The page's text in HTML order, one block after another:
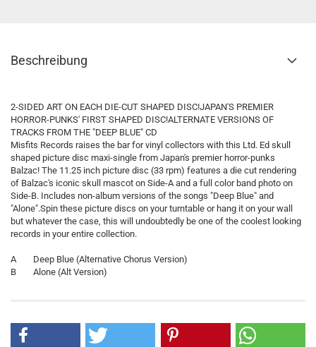
Beschreibung
2-SIDED ART ON EACH DIE-CUT SHAPED DISC!JAPAN'S PREMIER
HORROR-PUNKS' FIRST SHAPED DISC!ALTERNATE VERSIONS OF
TRACKS FROM THE "DEEP BLUE" CD
Misfits Records raises the bar for vinyl collectors with this Ltd. Ed skull
shaped picture disc maxi-single from Japan's premier horror-punks
Balzac! The 11.25 inch picture disc (33 rpm) features a die cut rendering
of Balzac's iconic skull mascot on Side-A and a full color band photo on
Side-B. Includes non-album versions of the songs "Deep Blue" and
"Alone".Spin these picture discs on your turntable or hang it on your wall
but whatever the case, this will undoubtedly be one of the coolest looking
records in your entire collection.
A Deep Blue (Alternative Chorus Version)
B Alone (Alt Version)